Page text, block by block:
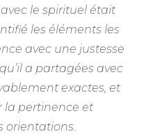
le spirituel était
les éléments les
avec une justesse
a partagées avec
exactes, et
la pertinence et
orientations.